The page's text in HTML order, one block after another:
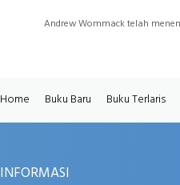
Andrew Wommack telah
Home Buku Baru Buku Terlaris
INFORMASI